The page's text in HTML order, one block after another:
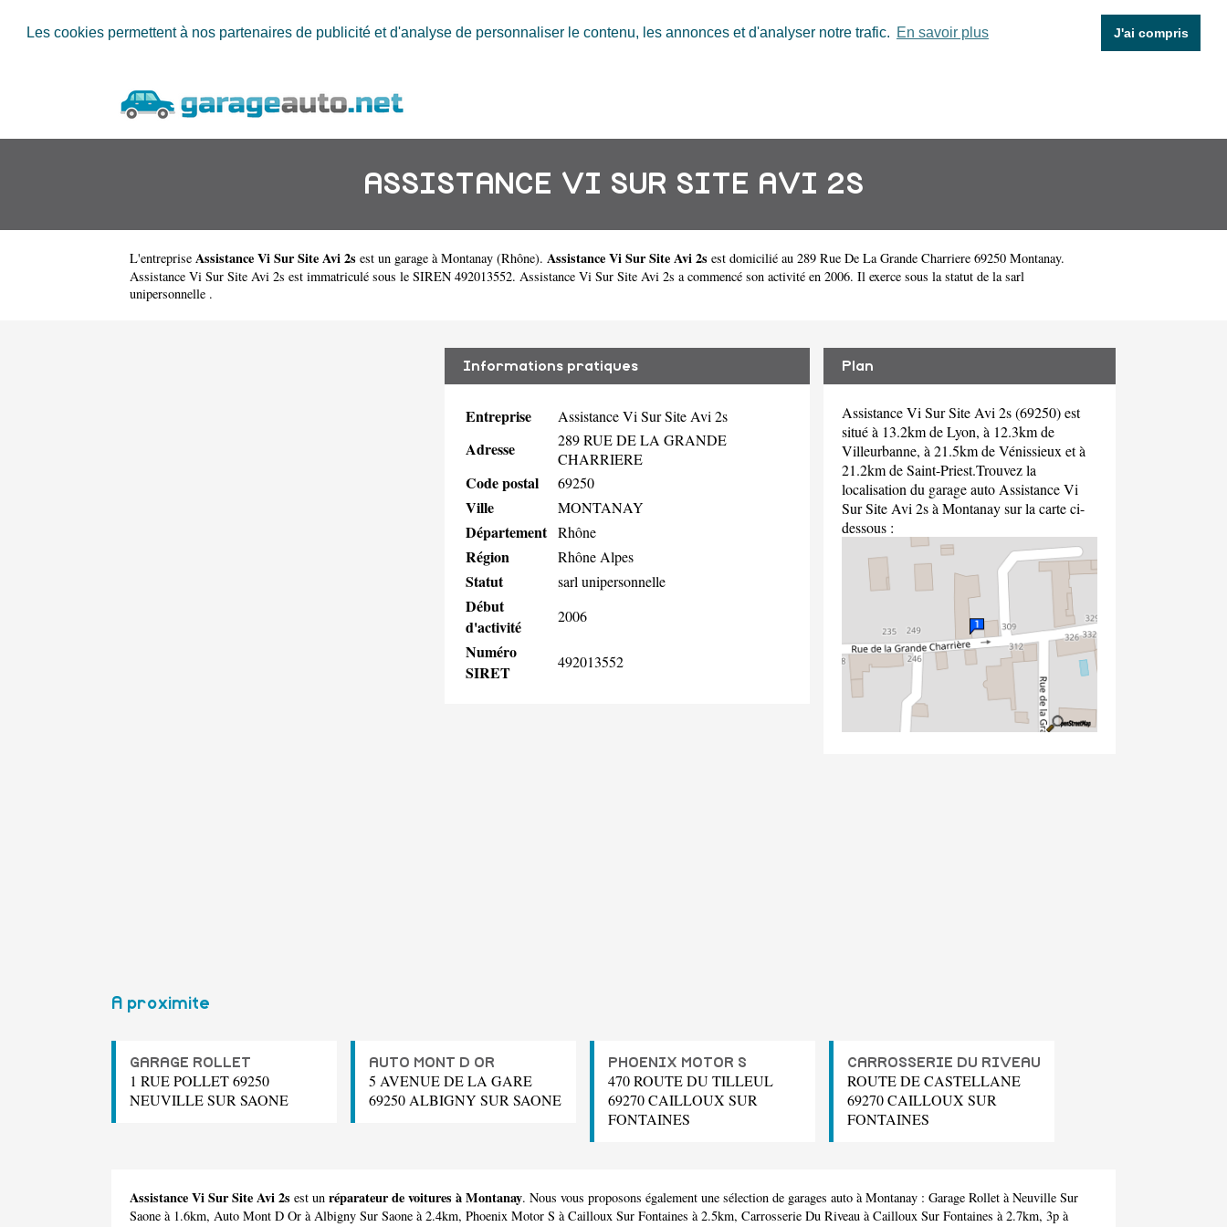
Les cookies permettent à nos partenaires de publicité et d'analyse de personnaliser le contenu, les annonces et d'analyser notre trafic. En savoir plus J'ai compris
ASSISTANCE VI SUR SITE AVI 2S
L'entreprise Assistance Vi Sur Site Avi 2s est un garage à Montanay (Rhône). Assistance Vi Sur Site Avi 2s est domicilié au 289 Rue De La Grande Charriere 69250 Montanay.
Assistance Vi Sur Site Avi 2s est immatriculé sous le SIREN 492013552. Assistance Vi Sur Site Avi 2s a commencé son activité en 2006. Il exerce sous la statut de la sarl
unipersonnelle .
Informations pratiques
Entreprise Assistance Vi Sur Site Avi 2s
Adresse
289 RUE DE LA GRANDE
CHARRIERE
Code postal 69250
Ville MONTANAY
Département Rhône
Région Rhône Alpes
Statut sarl unipersonnelle
Début
d'activité
2006
Numéro
SIRET
492013552
Plan
Assistance Vi Sur Site Avi 2s (69250) est
situé à 13.2km de Lyon, à 12.3km de
Villeurbanne, à 21.5km de Vénissieux et à
21.2km de Saint-Priest.Trouvez la
localisation du garage auto Assistance Vi
Sur Site Avi 2s à Montanay sur la carte ci-
dessous :
A proximite
GARAGE ROLLET
1 RUE POLLET 69250
NEUVILLE SUR SAONE
AUTO MONT D OR
5 AVENUE DE LA GARE
69250 ALBIGNY SUR SAONE
PHOENIX MOTOR S
470 ROUTE DU TILLEUL
69270 CAILLOUX SUR
FONTAINES
CARROSSERIE DU RIVEAU
ROUTE DE CASTELLANE
69270 CAILLOUX SUR
FONTAINES
Assistance Vi Sur Site Avi 2s est un réparateur de voitures à Montanay. Nous vous proposons également une sélection de garages auto à Montanay : Garage Rollet à Neuville Sur
Saone à 1.6km, Auto Mont D Or à Albigny Sur Saone à 2.4km, Phoenix Motor S à Cailloux Sur Fontaines à 2.5km, Carrosserie Du Riveau à Cailloux Sur Fontaines à 2.7km, 3p à